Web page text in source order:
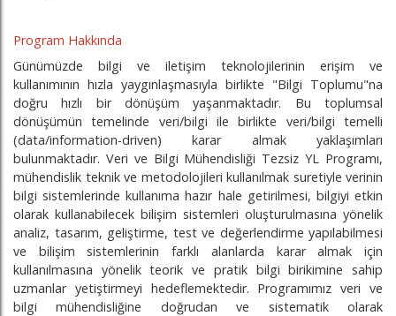
Program Hakkında
Günümüzde bilgi ve iletişim teknolojilerinin erişim ve
kullanımının hızla yaygınlaşmasıyla birlikte "Bilgi Toplumu"na
doğru hızlı bir dönüşüm yaşanmaktadır. Bu toplumsal
dönüşümün temelinde veri/bilgi ile birlikte veri/bilgi temelli
(data/information-driven) karar almak yaklaşımları
bulunmaktadır. Veri ve Bilgi Mühendisliği Tezsiz YL Programı,
mühendislik teknik ve metodolojileri kullanılmak suretiyle verinin
bilgi sistemlerinde kullanıma hazır hale getirilmesi, bilgiyi etkin
olarak kullanabilecek bilişim sistemleri oluşturulmasına yönelik
analiz, tasarım, geliştirme, test ve değerlendirme yapılabilmesi
ve bilişim sistemlerinin farklı alanlarda karar almak için
kullanılmasına yönelik teorik ve pratik bilgi birikimine sahip
uzmanlar yetiştirmeyi hedeflemektedir. Programımız veri ve
bilgi mühendisliğine doğrudan ve sistematik olarak